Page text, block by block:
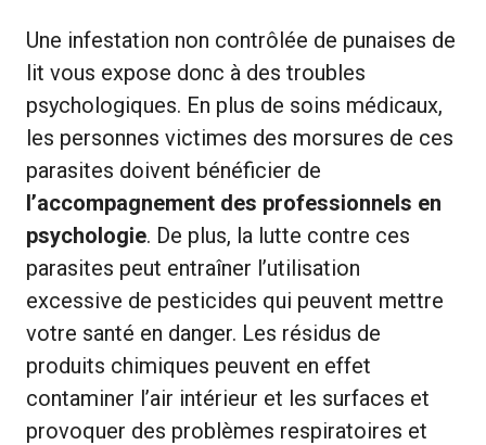
Une infestation non contrôlée de punaises de
lit vous expose donc à des troubles
psychologiques. En plus de soins médicaux,
les personnes victimes des morsures de ces
parasites doivent bénéficier de
l’accompagnement des professionnels en
psychologie. De plus, la lutte contre ces
parasites peut entraîner l’utilisation
excessive de pesticides qui peuvent mettre
votre santé en danger. Les résidus de
produits chimiques peuvent en effet
contaminer l’air intérieur et les surfaces et
provoquer des problèmes respiratoires et